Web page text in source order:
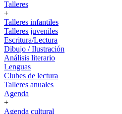
Talleres
+
Talleres infantiles
Talleres juveniles
Escritura/Lectura
Dibujo / Ilustración
Análisis literario
Lenguas
Clubes de lectura
Talleres anuales
Agenda
+
Agenda cultural